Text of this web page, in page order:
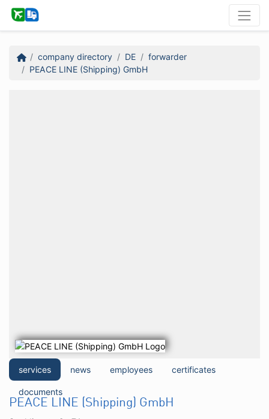
company directory DE
forwarder
PEACE LINE (Shipping) GmbH
services news employees certificates
documents
PEACE LINE (Shipping) GmbH